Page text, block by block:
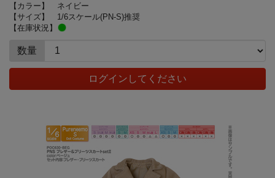
【カラー】
ネイビー
【サイズ】
1/6スケール(PN-S)推奨
【在庫状況】
数量
ログインしてください